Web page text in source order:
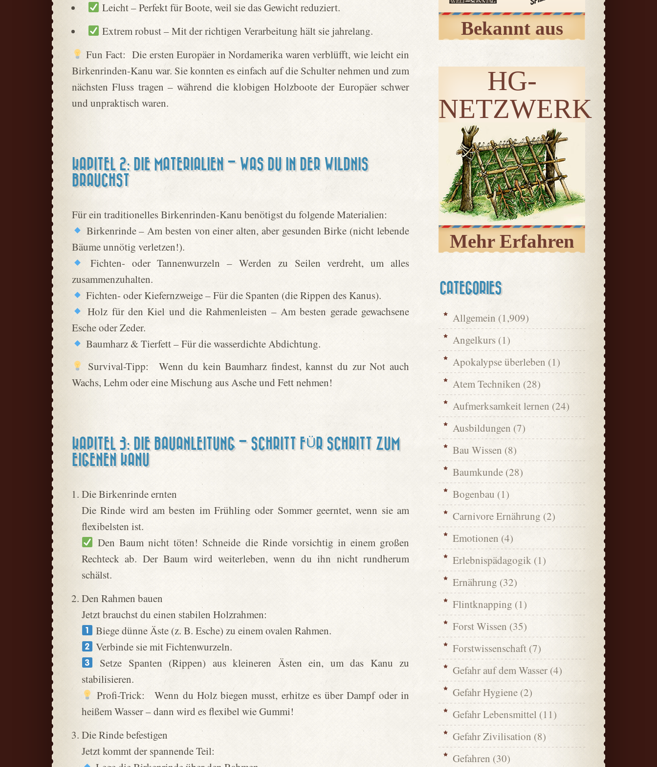
Leicht – Perfekt für Boote, weil sie das Gewicht reduziert.
Extrem robust – Mit der richtigen Verarbeitung hält sie jahrelang.
Fun Fact: Die ersten Europäer in Nordamerika waren verblüfft, wie leicht ein
Birkenrinden-Kanu war. Sie konnten es einfach auf die Schulter nehmen und zum
nächsten Fluss tragen – während die klobigen Holzboote der Europäer schwer
und unpraktisch waren.
KAPITEL 2: DIE MATERIALIEN – WAS DU IN DER WILDNIS
BRAUCHST
Für ein traditionelles Birkenrinden-Kanu benötigst du folgende Materialien:
Birkenrinde – Am besten von einer alten, aber gesunden Birke (nicht lebende
Bäume unnötig verletzen!).
Fichten- oder Tannenwurzeln – Werden zu Seilen verdreht, um alles
zusammenzuhalten.
Fichten- oder Kiefernzweige – Für die Spanten (die Rippen des Kanus).
Holz für den Kiel und die Rahmenleisten – Am besten gerade gewachsene
Esche oder Zeder.
Baumharz & Tierfett – Für die wasserdichte Abdichtung.
Survival-Tipp: Wenn du kein Baumharz findest, kannst du zur Not auch
Wachs, Lehm oder eine Mischung aus Asche und Fett nehmen!
KAPITEL 3: DIE BAUANLEITUNG – SCHRITT FÜR SCHRITT ZUM
EIGENEN KANU
Die Birkenrinde ernten
Die Rinde wird am besten im Frühling oder Sommer geerntet, wenn sie am
flexibelsten ist.
Den Baum nicht töten! Schneide die Rinde vorsichtig in einem großen
Rechteck ab. Der Baum wird weiterleben, wenn du ihn nicht rundherum
schälst.
Den Rahmen bauen
Jetzt brauchst du einen stabilen Holzrahmen:
Biege dünne Äste (z. B. Esche) zu einem ovalen Rahmen.
Verbinde sie mit Fichtenwurzeln.
Setze Spanten (Rippen) aus kleineren Ästen ein, um das Kanu zu
stabilisieren.
Profi-Trick: Wenn du Holz biegen musst, erhitze es über Dampf oder in
heißem Wasser – dann wird es flexibel wie Gummi!
Die Rinde befestigen
Jetzt kommt der spannende Teil:
Bekannt aus
HG-
NETZWERK
Mehr Erfahren
CATEGORIES
Allgemein (1,909)
Angelkurs (1)
Apokalypse überleben (1)
Atem Techniken (28)
Aufmerksamkeit lernen (24)
Ausbildungen (7)
Bau Wissen (8)
Baumkunde (28)
Bogenbau (1)
Carnivore Ernährung (2)
Emotionen (4)
Erlebnispädagogik (1)
Ernährung (32)
Flintknapping (1)
Forst Wissen (35)
Forstwissenschaft (7)
Gefahr auf dem Wasser (4)
Gefahr Hygiene (2)
Gefahr Lebensmittel (11)
Gefahr Zivilisation (8)
Gefahren (30)